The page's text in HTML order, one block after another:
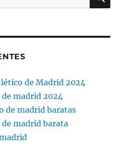
de Madrid 2024
madrid 2024
de madrid baratas
madrid barata